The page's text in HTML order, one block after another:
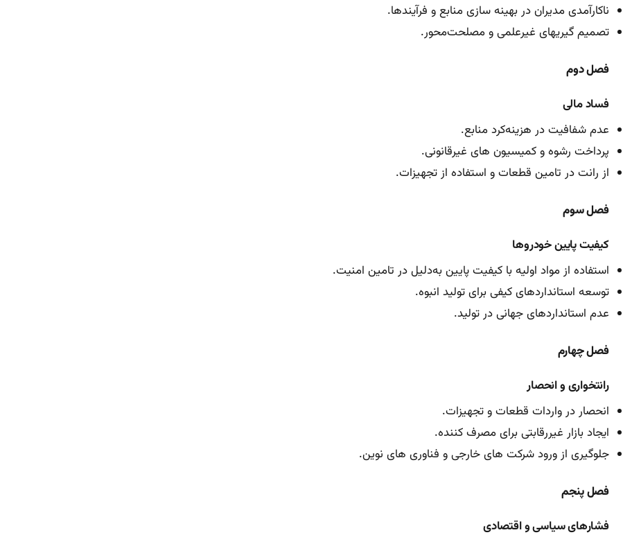
ناکارآمدی مدیران در بهینه سازی منابع و فرآیندها.
تصمیم گیریهای غیرعلمی و مصلحت‌محور.
فصل دوم
فساد مالی
عدم شفافیت در هزینه‌کرد منابع.
پرداخت رشوه و کمیسیون های غیرقانونی.
از رانت در تامین قطعات و استفاده از تجهیزات.
فصل سوم
کیفیت پایین خودروها
استفاده از مواد اولیه با کیفیت پایین به‌دلیل در تامین امنیت.
توسعه استانداردهای کیفی برای تولید انبوه.
عدم استانداردهای جهانی در تولید.
فصل چهارم
رانتخواری و انحصار
انحصار در واردات قطعات و تجهیزات.
ایجاد بازار غیررقابتی برای مصرف کننده.
جلوگیری از ورود شرکت های خارجی و فناوری های نوین.
فصل پنجم
فشارهای سیاسی و اقتصادی